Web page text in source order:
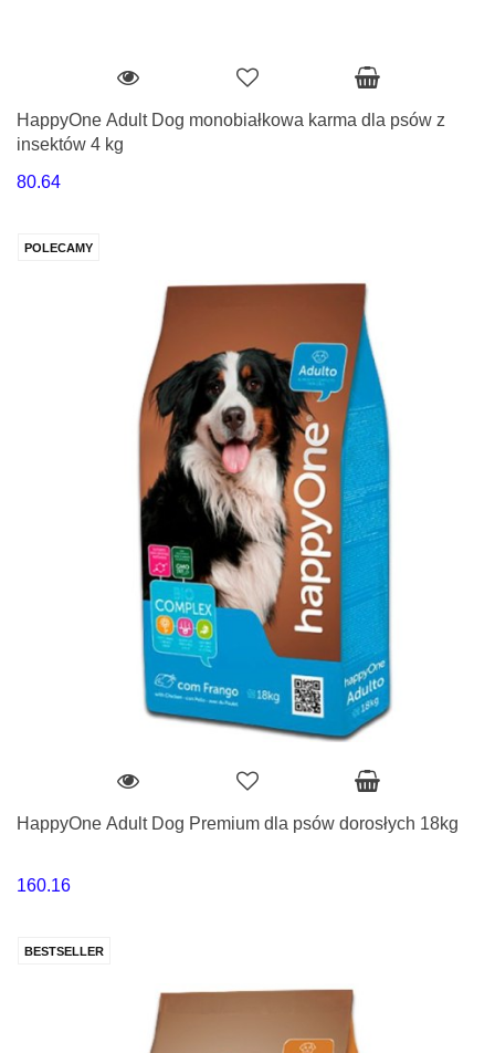
HappyOne Adult Dog monobiałkowa karma dla psów z
insektów 4 kg
80.64
POLECAMY
HappyOne Adult Dog Premium dla psów dorosłych 18kg
160.16
BESTSELLER